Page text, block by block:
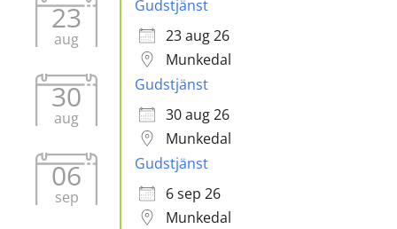
23
aug
Gudstjänst
23 aug 26
Munkedal
30
aug
Gudstjänst
30 aug 26
Munkedal
06
sep
Gudstjänst
6 sep 26
Munkedal